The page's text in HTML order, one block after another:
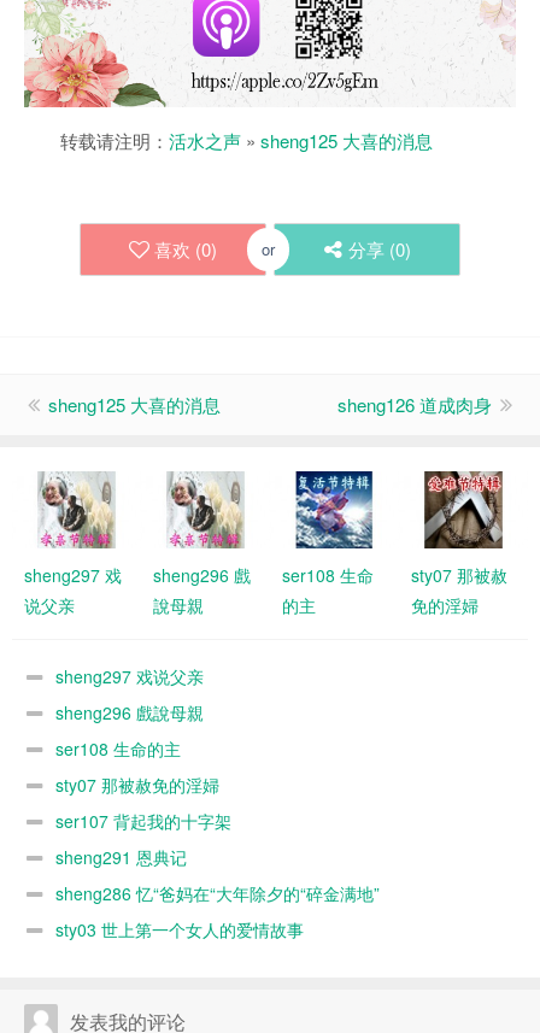
转载请注明： 活水之声 » sheng125 大喜的消息
喜欢 (0) or 分享 (0)
sheng125 大喜的消息 sheng126 道成肉身
sheng297 戏
说父亲
sheng296 戲
說母親
ser108 生命
的主
sty07 那被赦
免的淫婦
sheng297 戏说父亲
sheng296 戲說母親
ser108 生命的主
sty07 那被赦免的淫婦
ser107 背起我的十字架
sheng291 恩典记
sheng286 忆“爸妈在“大年除夕的“碎金满地”
sty03 世上第一个女人的爱情故事
发表我的评论